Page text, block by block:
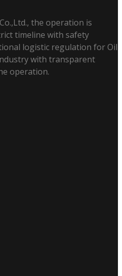
the operation is
timeline with safety
logistic regulation for Oil
with transparent
operation.